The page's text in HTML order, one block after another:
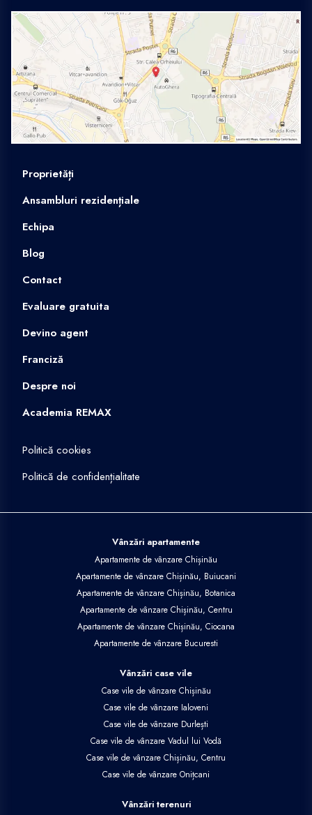
Proprietăți
Ansambluri rezidențiale
Echipa
Blog
Contact
Evaluare gratuita
Devino agent
Franciză
Despre noi
Academia REMAX
Politică cookies
Politică de confidențialitate
Vânzări apartamente
Apartamente de vânzare Chișinău
Apartamente de vânzare Chișinău, Buiucani
Apartamente de vânzare Chișinău, Botanica
Apartamente de vânzare Chișinău, Centru
Apartamente de vânzare Chișinău, Ciocana
Apartamente de vânzare Bucuresti
Vânzări case vile
Case vile de vânzare Chișinău
Case vile de vânzare Ialoveni
Case vile de vânzare Durlești
Case vile de vânzare Vadul lui Vodă
Case vile de vânzare Chișinău, Centru
Case vile de vânzare Onițcani
Vânzări terenuri